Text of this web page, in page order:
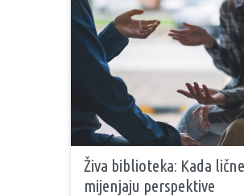
Živa biblioteka: Kada
mijenjaju perspektive